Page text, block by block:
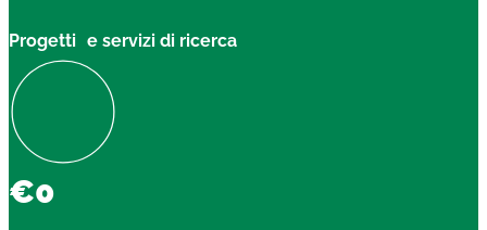
Progetti e servizi di ricerca
€0